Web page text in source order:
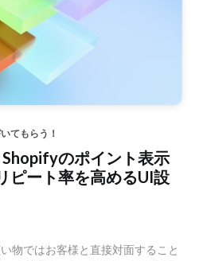
てもらう！
Shopifyのポイント表示
ピート率を高めるUI設
物ではお客様と直接対面すること